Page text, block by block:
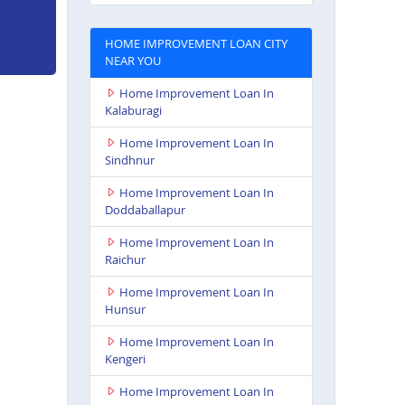
HOME IMPROVEMENT LOAN CITY
NEAR YOU
Home Improvement Loan In
Kalaburagi
Home Improvement Loan In
Sindhnur
Home Improvement Loan In
Doddaballapur
Home Improvement Loan In
Raichur
Home Improvement Loan In
Hunsur
Home Improvement Loan In
Kengeri
Home Improvement Loan In